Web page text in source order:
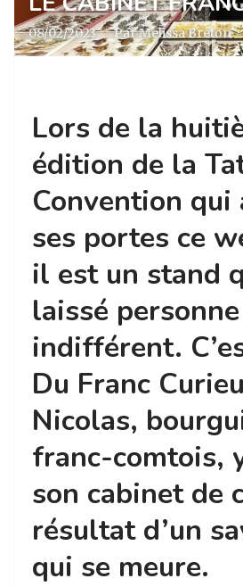
08/02/2023 · Par Melissa Breton
Lors de la
édition de la
Convention qui
ses portes ce
il est un stand
laissé personne
indifférent.
Du Franc
Nicolas,
franc-comtois,
son cabinet de
résultat d’un
qui se meure.